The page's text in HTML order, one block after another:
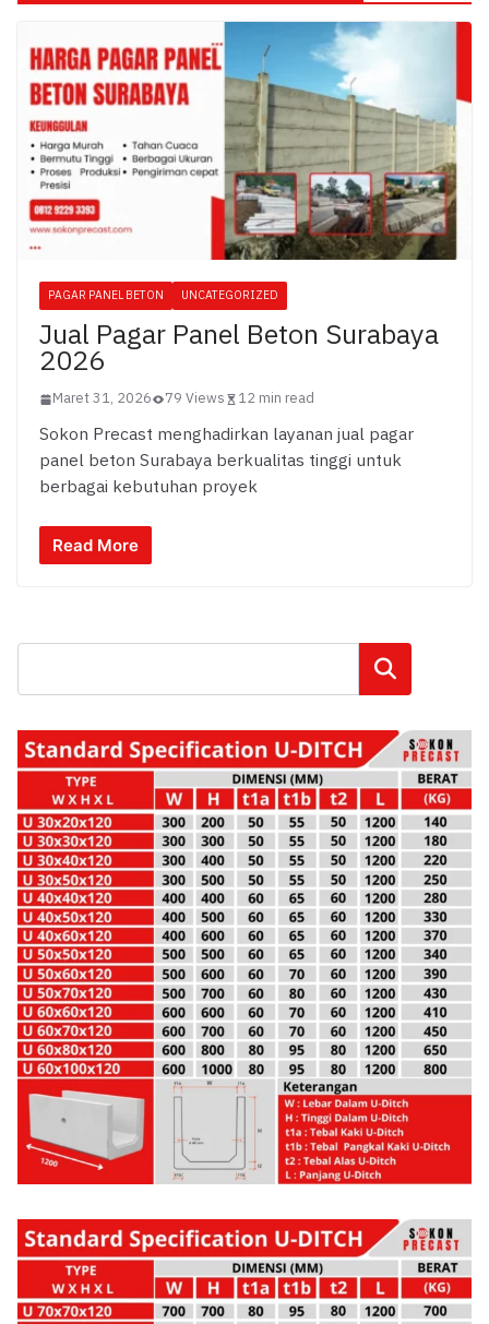
PAGAR PANEL BETON UNCATEGORIZED
Jual Pagar Panel Beton Surabaya
2026
Maret 31, 2026 79 Views 12 min read
Sokon Precast menghadirkan layanan jual pagar
panel beton Surabaya berkualitas tinggi untuk
berbagai kebutuhan proyek
Read More
Cari